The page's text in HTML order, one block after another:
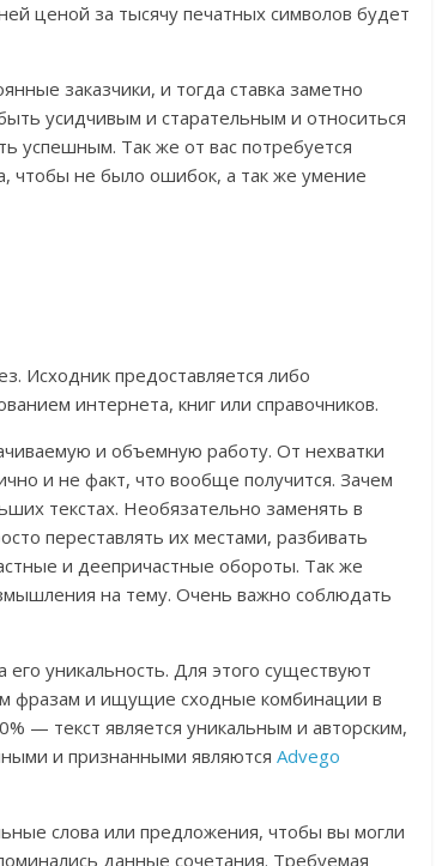
ценой за тысячу печатных символов будет
заказчики, и тогда ставка заметно
усидчивым и старательным и относиться
успешным. Так же от вас потребуется
чтобы не было ошибок, а так же умение
Исходник предоставляется либо
интернета, книг или справочников.
и объемную работу. От нехватки
и не факт, что вообще получится. Зачем
текстах. Необязательно заменять в
переставлять их местами, разбивать
и деепричастные обороты. Так же
на тему. Очень важно соблюдать
уникальность. Для этого существуют
фразам и ищущие сходные комбинации в
— текст является уникальным и авторским,
и признанными являются Advego
слова или предложения, чтобы вы могли
данные сочетания. Требуемая